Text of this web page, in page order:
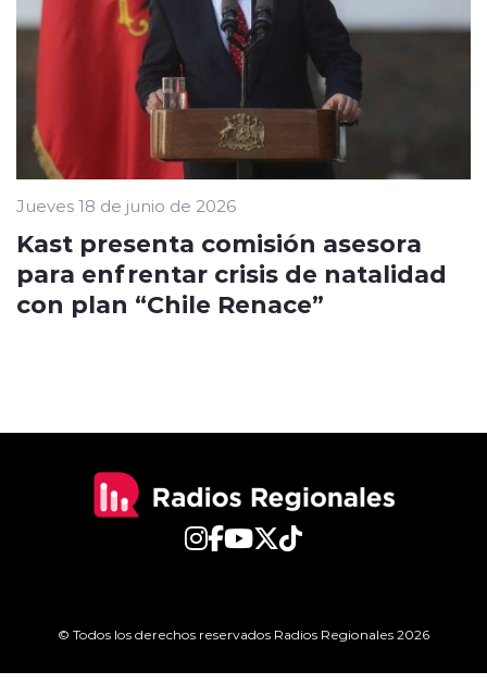
Jueves 18 de junio de 2026
Kast presenta comisión asesora
para enfrentar crisis de natalidad
con plan “Chile Renace”
© Todos los derechos reservados Radios Regionales 2026